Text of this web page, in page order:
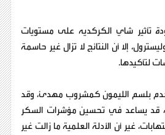
تأثير شاي الكركديه على مستويات
إلا أن النتائج لا تزال غير حاسمة
لتأكيدها.
بلسم الليمون كمشروب مهدئ، وقد
قد يساعد في تحسين مؤشرات السكر
غير أن الأدلة العلمية ما زالت غير